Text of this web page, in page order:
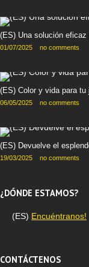
(ES) Una solución
01/07/2025 no comments
(ES) Color y vida para tu
06/05/2025 no comments
(ES) Devuelve el
19/03/2025 no comments
¿DÓNDE ESTAMOS?
(ES) Encuéntranos!
CONTÁCTENOS